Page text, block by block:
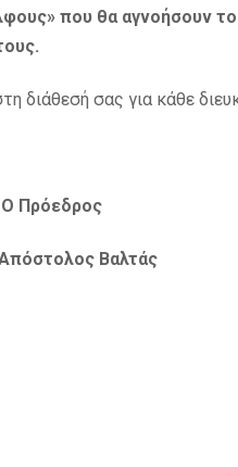
που θα αγνοήσουν
διάθεσή σας για κάθε
Ο